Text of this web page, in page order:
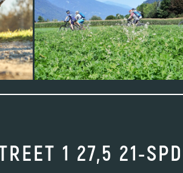
1 27,5 21-SPD